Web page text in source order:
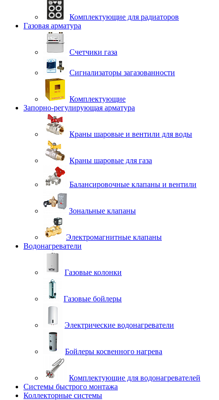
Комплектующие для радиаторов
Газовая арматура
Счетчики газа
Сигнализаторы загазованности
Комплектующие
Запорно-регулирующая арматура
Краны шаровые и вентили для воды
Краны шаровые для газа
Балансировочные клапаны и вентили
Зональные клапаны
Электромагнитные клапаны
Водонагреватели
Газовые колонки
Газовые бойлеры
Электрические водонагреватели
Бойлеры косвенного нагрева
Комплектующие для водонагревателей
Системы быстрого монтажа
Коллекторные системы